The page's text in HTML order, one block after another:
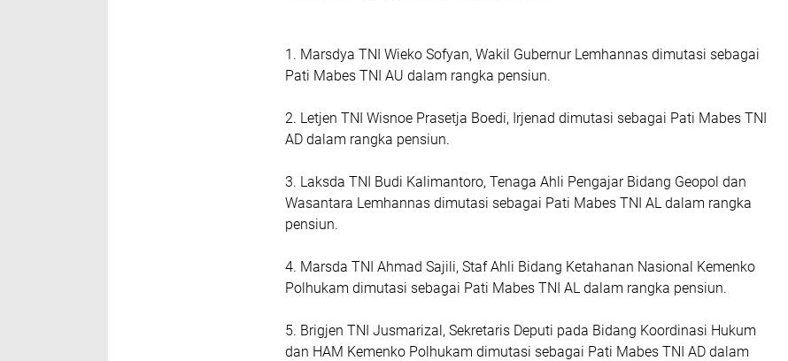
1. Marsdya TNI Wieko Sofyan, Wakil Gubernur Lemhannas dimutasi sebagai
Pati Mabes TNI AU dalam rangka pensiun.
2. Letjen TNI Wisnoe Prasetja Boedi, Irjenad dimutasi sebagai Pati Mabes TNI
AD dalam rangka pensiun.
3. Laksda TNI Budi Kalimantoro, Tenaga Ahli Pengajar Bidang Geopol dan
Wasantara Lemhannas dimutasi sebagai Pati Mabes TNI AL dalam rangka
pensiun.
4. Marsda TNI Ahmad Sajili, Staf Ahli Bidang Ketahanan Nasional Kemenko
Polhukam dimutasi sebagai Pati Mabes TNI AL dalam rangka pensiun.
5. Brigjen TNI Jusmarizal, Sekretaris Deputi pada Bidang Koordinasi Hukum
dan HAM Kemenko Polhukam dimutasi sebagai Pati Mabes TNI AD dalam